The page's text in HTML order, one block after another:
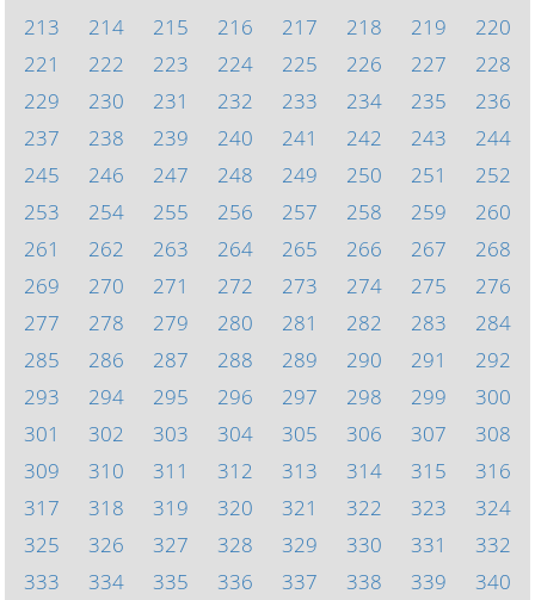
213
214 215 216 217 218 219
220
221
222 223 224 225 226 227
228
229
230 231 232 233 234 235
236
237
238 239 240 241 242 243
244
245
246 247 248 249 250 251
252
253
254 255 256 257 258 259
260
261
262 263 264 265 266 267
268
269
270 271 272 273 274 275
276
277
278 279 280 281 282 283
284
285
286 287 288 289 290 291
292
293
294 295 296 297 298 299
300
301
302 303 304 305 306 307
308
309
310 311 312 313 314 315
316
317
318 319 320 321 322 323
324
325
326 327 328 329 330 331
332
333
334 335 336 337 338 339
340